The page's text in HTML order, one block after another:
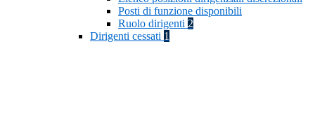
Posti di funzione disponibili
Ruolo dirigenti 2
Dirigenti cessati 1